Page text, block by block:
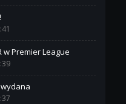
w Premier League
wydana